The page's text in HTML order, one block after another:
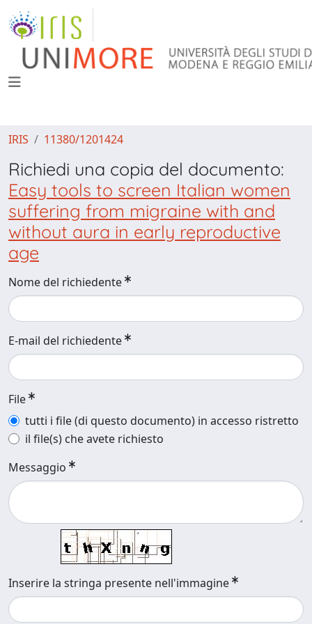
IRIS 11380/1201424
Richiedi una copia del documento:
Easy tools to screen Italian women
suffering from migraine with and
without aura in early reproductive
age
Nome del richiedente
E-mail del richiedente
File
tutti i file (di questo documento) in accesso ristretto
il file(s) che avete richiesto
Messaggio
Inserire la stringa presente nell'immagine